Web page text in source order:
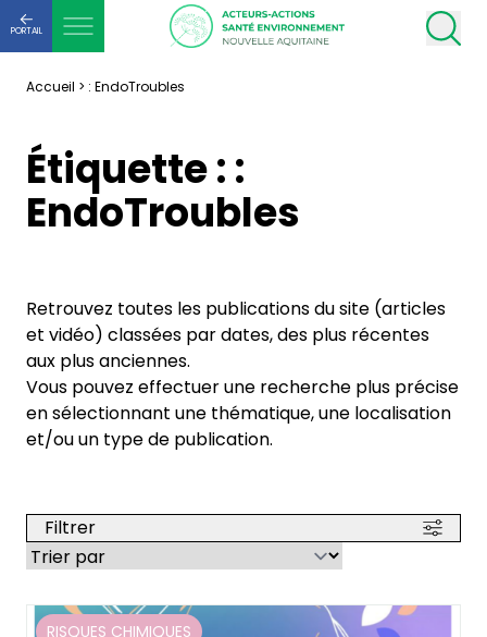
PORTAIL
Accueil > : EndoTroubles
Étiquette ::
EndoTroubles
Retrouvez toutes les publications du site (articles
et vidéo) classées par dates, des plus récentes
aux plus anciennes.
Vous pouvez effectuer une recherche plus précise
en sélectionnant une thématique, une localisation
et/ou un type de publication.
Filtrer
RISQUES CHIMIQUES